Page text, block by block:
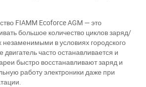
FIAMM Ecoforce AGM — это
большое количество циклов заряд/
незаменимыми в условиях городского
часто останавливается и
быстро восстанавливают заряд и
работу электроники даже при